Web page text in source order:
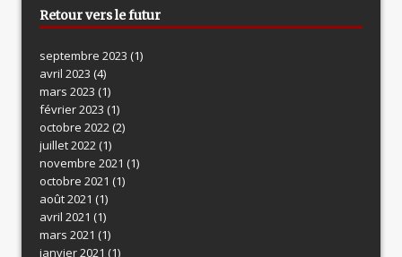
Retour vers le futur
septembre 2023 (1)
avril 2023 (4)
mars 2023 (1)
février 2023 (1)
octobre 2022(2)
juillet 2022(1)
novembre 2021 (1)
octobre 2021 (1)
août 2021 (1)
avril 2021 (1)
mars 2021 (1)
janvier 2021 (1)